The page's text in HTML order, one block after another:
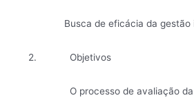
Busca de eficácia da gestão
2. Objetivos
O processo de avaliação da